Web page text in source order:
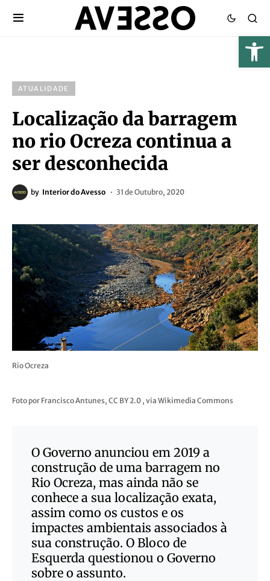
ATUALIDADE
Localização da barragem
no rio Ocreza continua a
ser desconhecida
by Interior do Avesso 31 de Outubro, 2020
Rio Ocreza
Foto por Francisco Antunes, CC BY 2.0 , via Wikimedia Commons
O Governo anunciou em 2019 a
construção de uma barragem no
Rio Ocreza, mas ainda não se
conhece a sua localização exata,
assim como os custos e os
impactes ambientais associados à
sua construção. O Bloco de
Esquerda questionou o Governo
sobre o assunto.